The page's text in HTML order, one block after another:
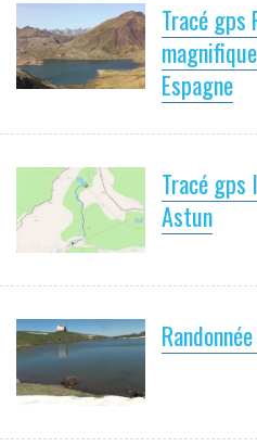
Tracé gps
Espagne
Tracé gps
Astun